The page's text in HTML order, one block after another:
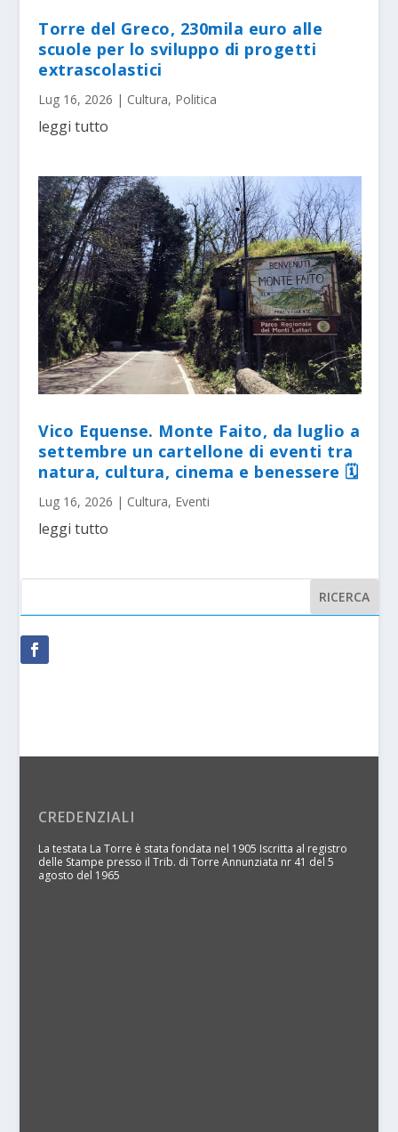
Torre del Greco, 230mila euro alle
scuole per lo sviluppo di progetti
extrascolastici
Lug 16, 2026 | Cultura, Politica
leggi tutto
Vico Equense. Monte Faito, da luglio a
settembre un cartellone di eventi tra
natura, cultura, cinema e benessere 🗓
Lug 16, 2026 | Cultura, Eventi
leggi tutto
CREDENZIALI
La testata La Torre è stata fondata nel 1905 Iscritta al registro
delle Stampe presso il Trib. di Torre Annunziata nr 41 del 5
agosto del 1965